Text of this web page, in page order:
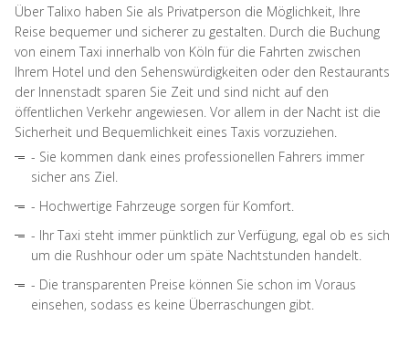
Über Talixo haben Sie als Privatperson die Möglichkeit, Ihre
Reise bequemer und sicherer zu gestalten. Durch die Buchung
von einem Taxi innerhalb von Köln für die Fahrten zwischen
Ihrem Hotel und den Sehenswürdigkeiten oder den Restaurants
der Innenstadt sparen Sie Zeit und sind nicht auf den
öffentlichen Verkehr angewiesen. Vor allem in der Nacht ist die
Sicherheit und Bequemlichkeit eines Taxis vorzuziehen.
- Sie kommen dank eines professionellen Fahrers immer
sicher ans Ziel.
- Hochwertige Fahrzeuge sorgen für Komfort.
- Ihr Taxi steht immer pünktlich zur Verfügung, egal ob es sich
um die Rushhour oder um späte Nachtstunden handelt.
- Die transparenten Preise können Sie schon im Voraus
einsehen, sodass es keine Überraschungen gibt.